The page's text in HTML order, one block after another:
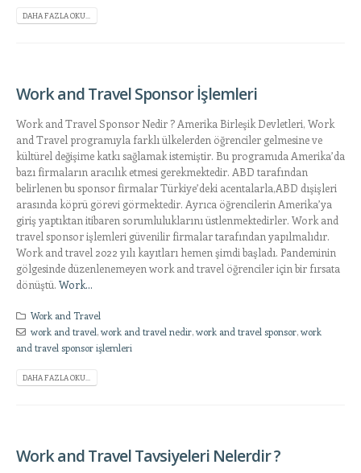
DAHA FAZLA OKU...
Work and Travel Sponsor İşlemleri
Work and Travel Sponsor Nedir ? Amerika Birleşik Devletleri, Work
and Travel programıyla farklı ülkelerden öğrenciler gelmesine ve
kültürel değişime katkı sağlamak istemiştir. Bu programıda Amerika’da
bazı firmaların aracılık etmesi gerekmektedir. ABD tarafından
belirlenen bu sponsor firmalar Türkiye’deki acentalarla,ABD dışişleri
arasında köprü görevi görmektedir. Ayrıca öğrencilerin Amerika’ya
giriş yaptıktan itibaren sorumluluklarını üstlenmektedirler. Work and
travel sponsor işlemleri güvenilir firmalar tarafından yapılmalıdır.
Work and travel 2022 yılı kayıtları hemen şimdi başladı. Pandeminin
gölgesinde düzenlenemeyen work and travel öğrenciler için bir fırsata
dönüştü. Work...
Work and Travel
work and travel,work and travel nedir,work and travel sponsor,work
and travel sponsor işlemleri
DAHA FAZLA OKU...
Work and Travel Tavsiyeleri Nelerdir ?